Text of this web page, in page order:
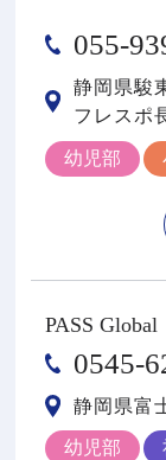
055-
静岡県駿
フレスポ
幼児部
PASS Global
0545-
静岡県富
幼児部